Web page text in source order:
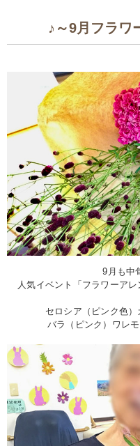
♪～9月フラワ
9月も中
人気イベント「フラワーア
セロシア（ピンク色）
バラ（ピンク）ワレ